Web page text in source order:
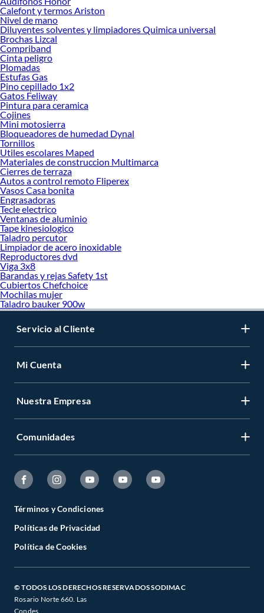
Calefont y termos Ariston
Nivel de mano
Diluyentes solventes y limpiadores Quimica universal
Brochas Lizcal
Compriband
Cinta peligro
Plomadas
Estufas Gas
Pino cepillado 1x2
Gatos Feliway
Pintura para ceramica
Cojines
Mini motosierra
Bloqueadores de humedad Dynal
Tornillos
Utiles escolares Maped
Materiales de construccion Multimarca
Cierres de terraza
Autos a control remoto Fliperex
Vasos Casa bonita
Engrasadoras
Tecle electrico
Ventanas de aluminio
Tape kinesiologico
Taladro percutor
Limpiador de acero inoxidable
Reproductores dvd
Viga 3x8
Barandas y rejas Safety 1st
Cubiertos Chefchoice
Mochilas mujer
Taladro bauker 900w
Servicio al Cliente
Mi Cuenta
Nuestra Empresa
Comunidades
Términos y Condiciones
Políticas de Privacidad
Política de Cookies
© TODOS LOS DERECHOS RESERVADOS SODIMAC
Rosario Norte 660. Las
Condes